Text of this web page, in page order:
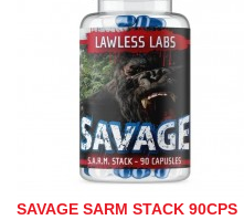
SAVAGE SARM STACK 90CPS